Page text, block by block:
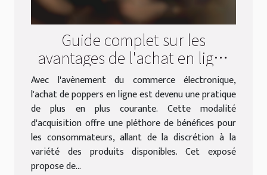
Guide complet sur les
avantages de l'achat en ligne
de poppers
Avec l'avènement du commerce électronique,
l'achat de poppers en ligne est devenu une pratique
de plus en plus courante. Cette modalité
d'acquisition offre une pléthore de bénéfices pour
les consommateurs, allant de la discrétion à la
variété des produits disponibles. Cet exposé
propose de...